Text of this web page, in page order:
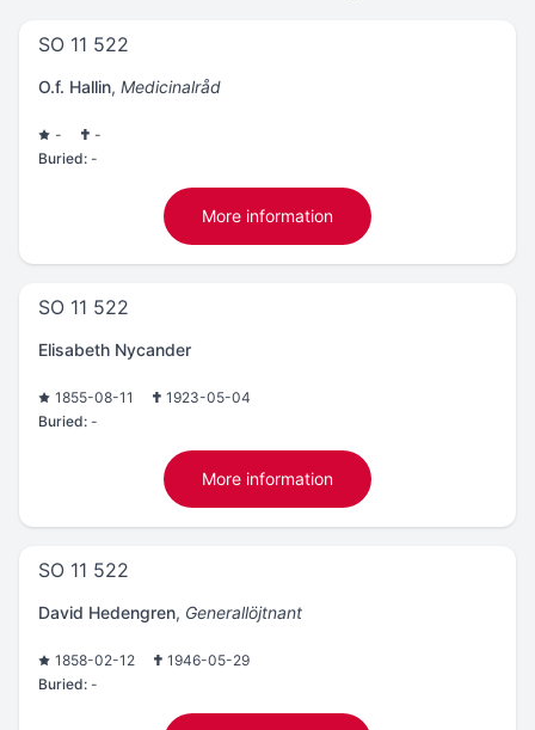
SO 11 522
O.f. Hallin, Medicinalråd
-
-
Buried: -
More information
SO 11 522
Elisabeth Nycander
1855-08-11
1923-05-04
Buried: -
More information
SO 11 522
David Hedengren, Generallöjtnant
1858-02-12
1946-05-29
Buried: -